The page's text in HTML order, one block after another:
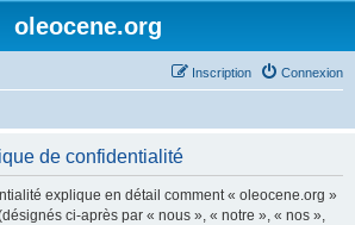
oleocene.org
Connexion
Inscription
de confidentialité
explique en détail comment « oleocene.org »
ci-après par « nous », « notre », « nos »,